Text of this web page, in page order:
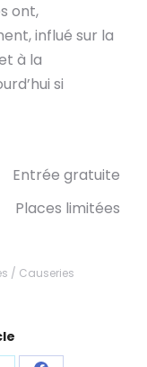
ont,
influé sur la
à la
si
Entrée gratuite
Places limitées
/ Causeries